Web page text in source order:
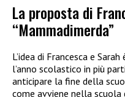
La proposta di
“Mammadimerda”
L’idea di Francesca e
l’anno scolastico in più
anticipare la fine della
come avviene nella scuola